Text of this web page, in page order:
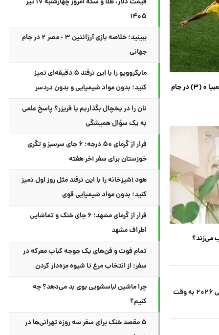
ببینید؛ خلاصه بازی سوئیس ۰ (۴) - کلمبیا ۰ (۳) در جام
می‌زند؟
تاریخ و ساعت تمام بازی‌های جام جهانی ۲۰۲۶ به وقت
۱۴۰۵
ببینید؛ خلاصه بازی آرژانتین ۳ - مصر ۲ در جام
جهانی
مایکروویو را با این ترفند ۵ دقیقه‌ای تمیز
کنید؛ بدون مواد شیمیایی و بدون دردسر
نان را در یخچال بگذاریم یا فریزر؟ پاسخ علمی
به یک سؤال همیشگی
فرار از گرمای ۵۰ درجه؛ ۶ جای سرسبز و تگری
خوزستان برای سفر آخر هفته
هود آشپزخانه را با این ترفند مثل روز اول تمیز
کنید؛ بدون مواد شیمیایی قوی
فرار از گرمای مشهد؛ ۶ جای خنک و تماشایی
اطراف مشهد
تمام فوت و فن‌های یک جوجه کباب معرکه در
سفر؛ از انتخاب مرغ تا شیوه مزه‌دار کردن
چرا ماشین لباسشویی بوی بد می‌دهد؟ چه
کنیم؟
۵ مقصد خنک برای سفر سه روزه تهرانی‌ها در